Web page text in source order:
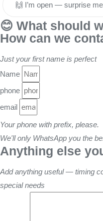
🙌 I’m open — surprise
😊 What should
How can we
Just your first name is perfect
Name
phone
email
Your phone with prefix, please.
We'll only WhatsApp you the
Anything else
Add anything useful — timing
special needs